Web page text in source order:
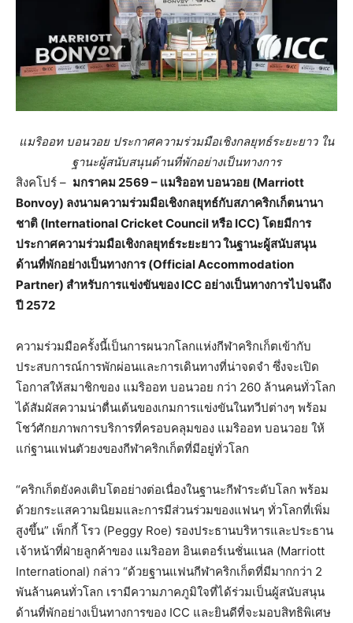
แมริออท บอนวอย ประกาศความร่วมมือเชิงกลยุทธ์ระยะยาว ใน
ฐานะผู้สนับสนุนด้านที่พักอย่างเป็นทางการ
สิงคโปร์ – มกราคม 2569 – แมริออท บอนวอย (Marriott
Bonvoy) ลงนามความร่วมมือเชิงกลยุทธ์กับสภาคริกเก็ตนานา
ชาติ (International Cricket Council หรือ ICC) โดยมีการ
ประกาศความร่วมมือเชิงกลยุทธ์ระยะยาว ในฐานะผู้สนับสนุน
ด้านที่พักอย่างเป็นทางการ (Official Accommodation
Partner) สำหรับการแข่งขันของ ICC อย่างเป็นทางการไปจนถึง
ปี 2572
ความร่วมมือครั้งนี้เป็นการผนวกโลกแห่งกีฬาคริกเก็ตเข้ากับ
ประสบการณ์การพักผ่อนและการเดินทางที่น่าจดจำ ซึ่งจะเปิด
โอกาสให้สมาชิกของ แมริออท บอนวอย กว่า 260 ล้านคนทั่วโลก
ได้สัมผัสความน่าตื่นเต้นของเกมการแข่งขันในทวีปต่างๆ พร้อม
โชว์ศักยภาพการบริการที่ครอบคลุมของ แมริออท บอนวอย ให้
แก่ฐานแฟนตัวยงของกีฬาคริกเก็ตที่มีอยู่ทั่วโลก
“คริกเก็ตยังคงเติบโตอย่างต่อเนื่องในฐานะกีฬาระดับโลก พร้อม
ด้วยกระแสความนิยมและการมีส่วนร่วมของแฟนๆ ทั่วโลกที่เพิ่ม
สูงขึ้น” เพ็กกี้ โรว (Peggy Roe) รองประธานบริหารและประธาน
เจ้าหน้าที่ฝ่ายลูกค้าของ แมริออท อินเตอร์เนชั่นแนล (Marriott
International) กล่าว “ด้วยฐานแฟนกีฬาคริกเก็ตที่มีมากกว่า 2
พันล้านคนทั่วโลก เรามีความภาคภูมิใจที่ได้ร่วมเป็นผู้สนับสนุน
ด้านที่พักอย่างเป็นทางการของ ICC และยินดีที่จะมอบสิทธิพิเศษ